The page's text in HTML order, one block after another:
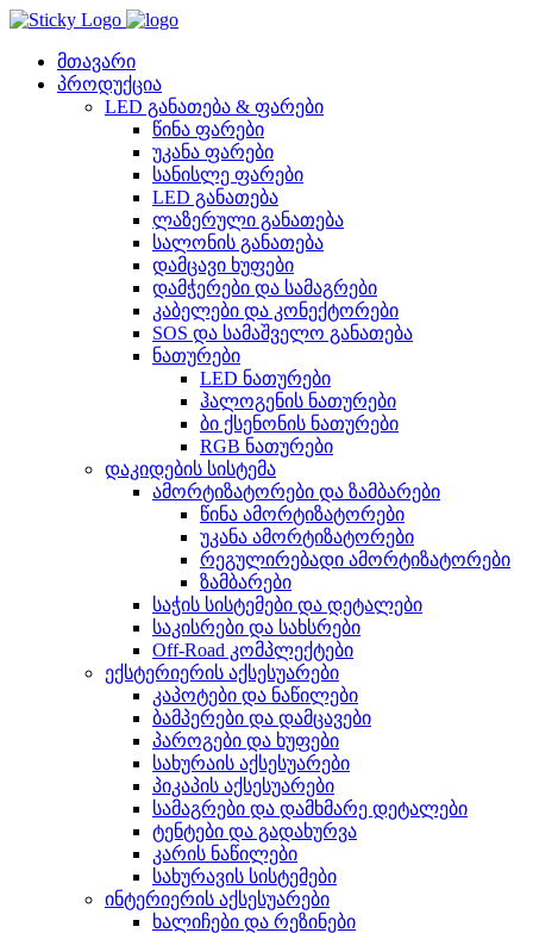
Skip
contentმთავარი
პროდუქცია
LED განათება & ფარები
წინა ფარები
უკანა ფარები
სანისლე ფარები
LED განათება
ლაზერული განათება
სალონის განათება
დამცავი ხუფები
დამჭერები და სამაგრები
კაბელები და კონექტორები
SOS და სამაშველო განათება
ნათურები
LED ნათურები
ჰალოგენის ნათურები
ბი ქსენონის ნათურები
RGB ნათურები
დაკიდების სისტემა
ამორტიზატორები და ზამბარები
წინა ამორტიზატორები
უკანა ამორტიზატორები
რეგულირებადი ამორტიზატორები
ზამბარები
საჭის სისტემები და დეტალები
საკისრები და სახსრები
Off-Road კომპლექტები
ექსტერიერის აქსესუარები
კაპოტები და ნაწილები
ბამპერები და დამცავები
პაროგები და ხუფები
სახურაის აქსესუარები
პიკაპის აქსესუარები
სამაგრები და დამხმარე დეტალები
ტენტები და გადახურვა
კარის ნაწილები
სახურავის სისტემები
ინტერიერის აქსესუარები
ხალიჩები და რეზინები